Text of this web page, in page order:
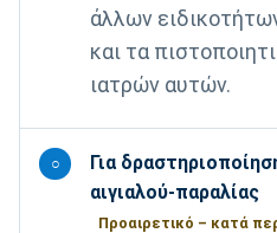
άλλων
και τα
ιατρών αυτών.
○
Για
αιγιαλού-παραλίας
Προαιρετικό – κατά